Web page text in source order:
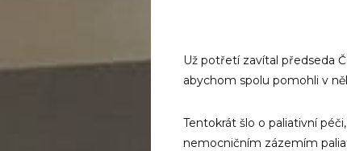
Už potřetí zavítal předseda
abychom spolu pomohli v
Tentokrát šlo o paliativní
nemocničním zázemím